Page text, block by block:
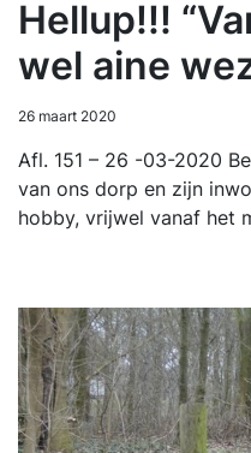
Hellup!!!
wel aine
26 maart 2020
Afl. 151 – 26 -03-2020
van ons dorp en zijn
hobby, vrijwel vanaf het